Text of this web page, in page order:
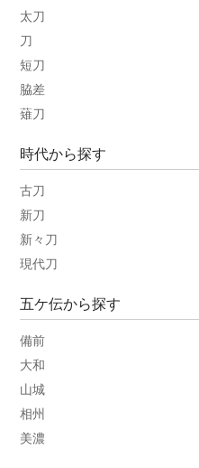
太刀
刀
短刀
脇差
薙刀
時代から探す
古刀
新刀
新々刀
現代刀
五ケ伝から探す
備前
大和
山城
相州
美濃